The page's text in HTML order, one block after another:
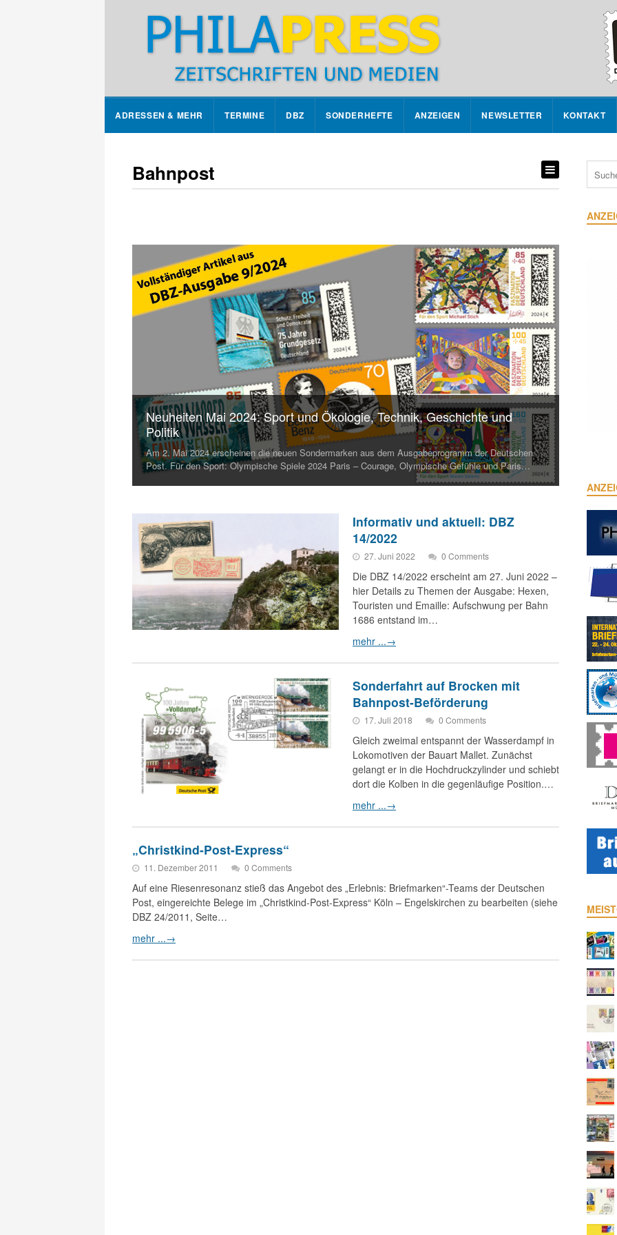
ADRESSEN & MEHR TERMINE DBZ SONDERHEFTE ANZEIGEN NEWSLETTER KONTAKT
Bahnpost
Neuheiten Mai 2024: Sport und Ökologie, Technik, Geschichte und
Politik
Am 2. Mai 2024 erscheinen die neuen Sondermarken aus dem Ausgabeprogramm der Deutschen
Post. Für den Sport: Olympische Spiele 2024 Paris – Courage, Olympische Gefühle und Paris…
Informativ und aktuell: DBZ
14/2022
27. Juni 2022 0 Comments
Die DBZ 14/2022 erscheint am 27. Juni 2022 –
hier Details zu Themen der Ausgabe: Hexen,
Touristen und Emaille: Aufschwung per Bahn
1686 entstand im…
mehr ...→
Sonderfahrt auf Brocken mit
Bahnpost-Beförderung
17. Juli 2018 0 Comments
Gleich zweimal entspannt der Wasserdampf in
Lokomotiven der Bauart Mallet. Zunächst
gelangt er in die Hochdruckzylinder und schiebt
dort die Kolben in die gegenläufige Position.…
mehr ...→
„Christkind-Post-Express“
11. Dezember 2011 0 Comments
Auf eine Riesenresonanz stieß das Angebot des „Erlebnis: Briefmarken“-Teams der Deutschen
Post, eingereichte Belege im „Christkind-Post-Express“ Köln – Engelskirchen zu bearbeiten (siehe
DBZ 24/2011, Seite…
mehr ...→